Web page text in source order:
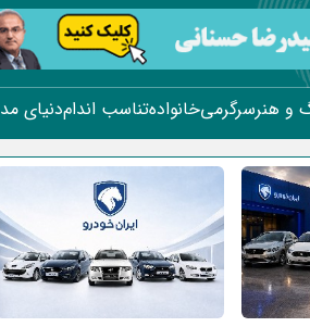
و هنرسرگرمیخانوادهتناسب اندامدنیای مد